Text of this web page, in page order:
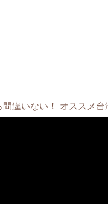
間違いない！ オススメ